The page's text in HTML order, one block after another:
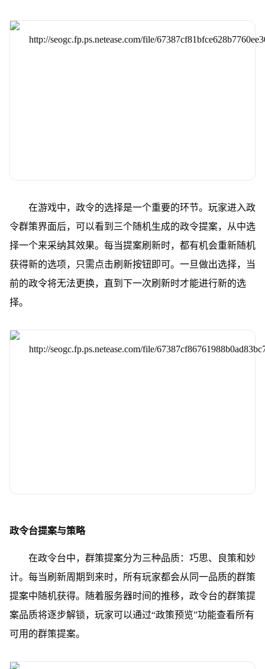
在游戏中，政令的选择是一个重要的环节。玩家进入政
令群策界面后，可以看到三个随机生成的政令提案，从中选
择一个来采纳其效果。每当提案刷新时，都有机会重新随机
获得新的选项，只需点击刷新按钮即可。一旦做出选择，当
前的政令将无法更换，直到下一次刷新时才能进行新的选
择。
政令台提案与策略
在政令台中，群策提案分为三种品质：巧思、良策和妙
计。每当刷新周期到来时，所有玩家都会从同一品质的群策
提案中随机获得。随着服务器时间的推移，政令台的群策提
案品质将逐步解锁，玩家可以通过“政策预览”功能查看所有
可用的群策提案。